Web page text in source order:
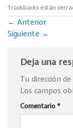
Trackbacks están
← Anterior
Siguiente →
Deja una
Tu dirección
Los campos
Comentario *